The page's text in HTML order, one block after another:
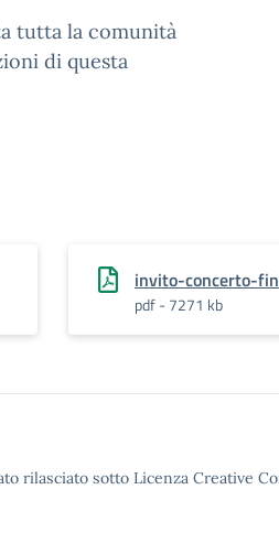
tutta la comunità
di questa
invito-concerto-
pdf - 7271 kb
rilasciato sotto Licenza Creative